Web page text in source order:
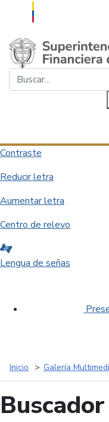
Saltar al contenido
Contraste
Reducir letra
Aumentar letra
Centro de relevo
Lengua de señas
Inicio Galería